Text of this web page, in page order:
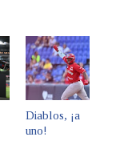
Diablos, ¡a
uno!